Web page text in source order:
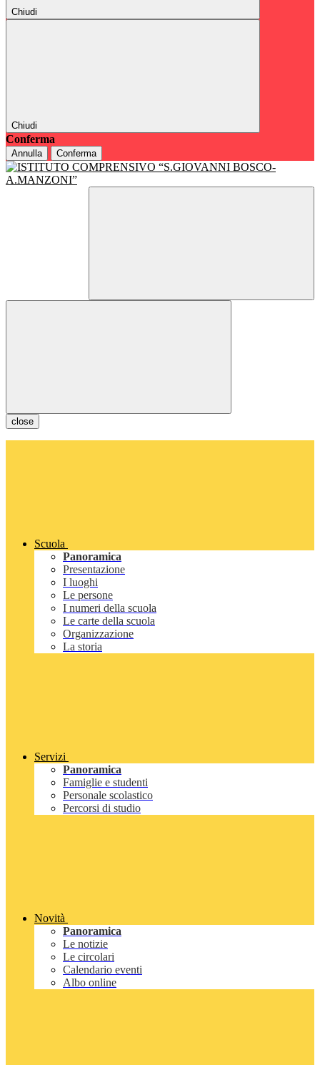
Chiudi
Chiudi
Conferma
Annulla Conferma
close
Scuola
Panoramica
Presentazione
I luoghi
Le persone
I numeri della scuola
Le carte della scuola
Organizzazione
La storia
Servizi
Panoramica
Famiglie e studenti
Personale scolastico
Percorsi di studio
Novità
Panoramica
Le notizie
Le circolari
Calendario eventi
Albo online